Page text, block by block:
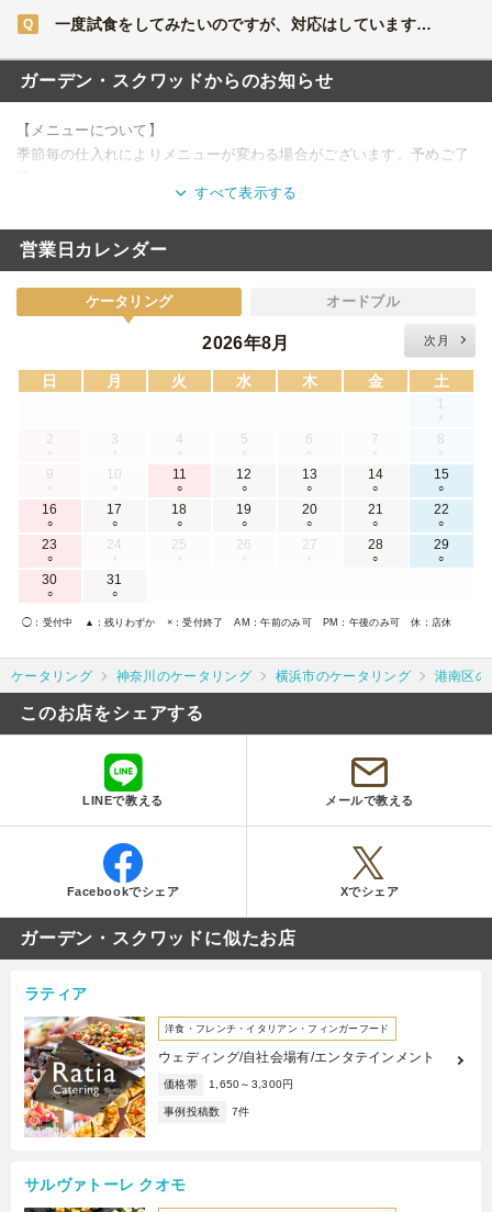
一度試食をしてみたいのですが、対応はしていますか？
ガーデン・スクワッドからのお知らせ
【メニューについて】
季節毎の仕入れによりメニューが変わる場合がございます。予めご了
【夏季休業の配達】
通常通り配達いたします。
すべて表示する
営業日カレンダー
ケータリング オードブル
2026年8月 次月
日 月 火 水 木 金 土
1
×
2
×
3
×
4
×
5
×
6
×
7
×
8
×
9
×
10
×
11
○
12
○
13
○
14
○
15
○
16
○
17
○
18
○
19
○
20
○
21
○
22
○
23
○
24
×
25
×
26
×
27
×
28
○
29
○
30
○
31
○
◯ ：受付中 ▲ ：残りわずか ×：受付終了 AM ：午前のみ可 PM ：午後のみ可 休 ：店休
ケータリング 神奈川のケータリング 横浜市のケータリング 港南区
このお店をシェアする
LINEで教える メールで教える
Facebookでシェア Xでシェア
ガーデン・スクワッドに似たお店
ラティア
洋食・フレンチ・イタリアン・フィンガーフード
ウェディング/自社会場有/エンタテインメント
価格帯 1,650～3,300円
事例投稿数 7件
サルヴァトーレ クオモ